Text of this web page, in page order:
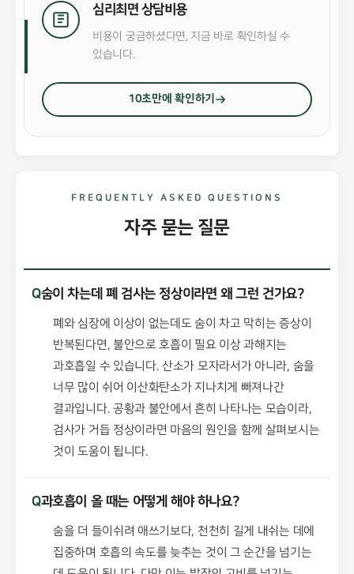
심리최면 상담비용
비용이 궁금하셨다면, 지금 바로 확인하실 수
있습니다.
10초만에 확인하기
FREQUENTLY ASKED QUESTIONS
자주 묻는 질문
Q숨이 차는데 폐 검사는 정상이라면 왜 그런 건가요?
폐와 심장에 이상이 없는데도 숨이 차고 막히는 증상이
반복된다면, 불안으로 호흡이 필요 이상 과해지는
과호흡일 수 있습니다. 산소가 모자라서가 아니라, 숨을
너무 많이 쉬어 이산화탄소가 지나치게 빠져나간
결과입니다. 공황과 불안에서 흔히 나타나는 모습이라,
검사가 거듭 정상이라면 마음의 원인을 함께 살펴보시는
것이 도움이 됩니다.
Q과호흡이 올 때는 어떻게 해야 하나요?
숨을 더 들이쉬려 애쓰기보다, 천천히 길게 내쉬는 데에
집중하며 호흡의 속도를 늦추는 것이 그 순간을 넘기는